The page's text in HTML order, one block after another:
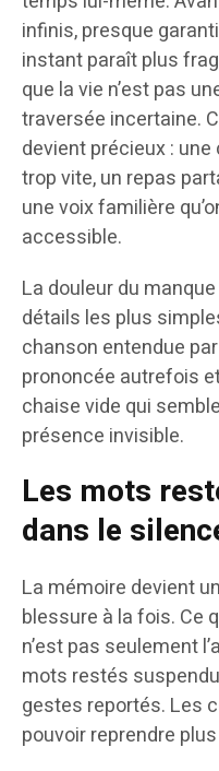
infinis, presque
instant paraît plus
que la vie n’est pas
traversée incertaine.
devient précieux :
trop vite, un repas
une voix familière
accessible.
La douleur du
détails les plus
chanson entendue
prononcée autrefois
chaise vide qui
présence invisible.
Les mots
dans le
La mémoire devient
blessure à la fois. Ce
n’est pas seulement
mots restés
gestes reportés. Les
pouvoir reprendre